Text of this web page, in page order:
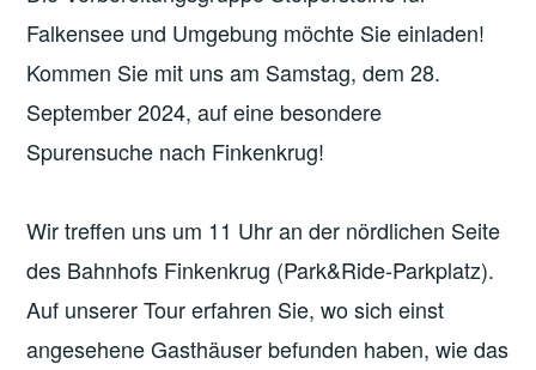
Falkensee und Umgebung möchte Sie einladen!
Kommen Sie mit uns am Samstag, dem 28.
September 2024, auf eine besondere
Spurensuche nach Finkenkrug!
Wir treffen uns um 11 Uhr an der nördlichen Seite
des Bahnhofs Finkenkrug (Park&Ride-Parkplatz).
Auf unserer Tour erfahren Sie, wo sich einst
angesehene Gasthäuser befunden haben, wie das